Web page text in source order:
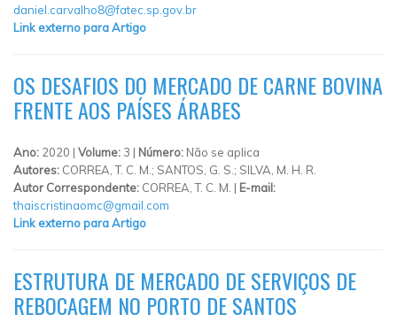
daniel.carvalho8@fatec.sp.gov.br
Link externo para Artigo
OS DESAFIOS DO MERCADO DE CARNE BOVINA
FRENTE AOS PAÍSES ÁRABES
Ano: 2020 | Volume: 3 | Número: Não se aplica
Autores: CORREA, T. C. M.; SANTOS, G. S.; SILVA, M. H. R.
Autor Correspondente: CORREA, T. C. M. | E-mail:
thaiscristinaomc@gmail.com
Link externo para Artigo
ESTRUTURA DE MERCADO DE SERVIÇOS DE
REBOCAGEM NO PORTO DE SANTOS